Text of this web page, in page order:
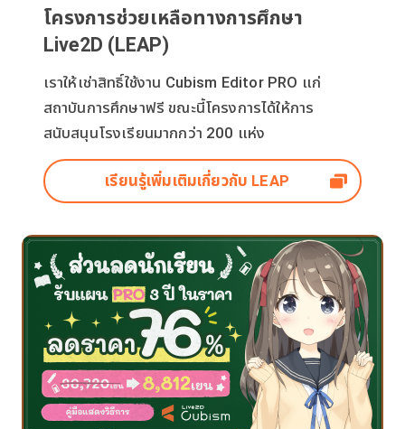
โครงการช่วยเหลือทางการศึกษา
Live2D (LEAP)
เราให้เช่าสิทธิ์ใช้งาน Cubism Editor PRO แก่
สถาบันการศึกษาฟรี ขณะนี้โครงการได้ให้การ
สนับสนุนโรงเรียนมากกว่า 200 แห่ง
เรียนรู้เพิ่มเติมเกี่ยวกับ LEAP